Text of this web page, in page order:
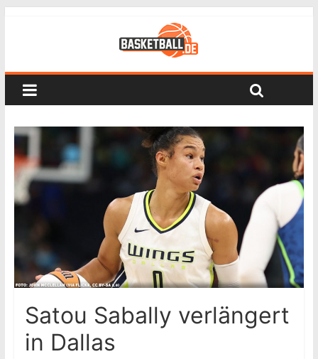
Satou Sabally verlängert
in Dallas